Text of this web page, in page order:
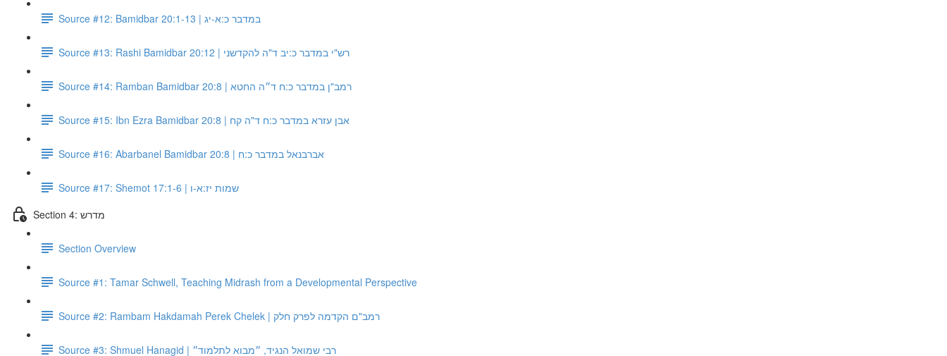
Source #12: Bamidbar 20:1-13 | במדבר כ:א-יג
Source #13: Rashi Bamidbar 20:12 | רש"י במדבר כ:יב ד"ה להקדשני
Source #14: Ramban Bamidbar 20:8 | רמב"ן במדבר כ:ח ד״ה החטא
Source #15: Ibn Ezra Bamidbar 20:8 | אבן עזרא במדבר כ:ח ד"ה קח
Source #16: Abarbanel Bamidbar 20:8 | אברבנאל במדבר כ:ח
Source #17: Shemot 17:1-6 | שמות יז:א-ו
Section 4: מדרש
Section Overview
Source #1: Tamar Schwell, Teaching Midrash from a Developmental Perspective
Source #2: Rambam Hakdamah Perek Chelek | רמב"ם הקדמה לפרק חלק
Source #3: Shmuel Hanagid | רבי שמואל הנגיד, ״מבוא לתלמוד״